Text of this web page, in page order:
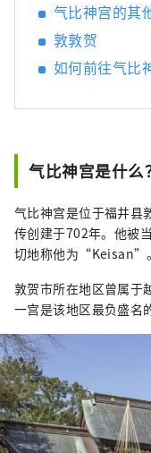
气比神宫的其
敦敦贺
如何前往气比
气比神宫是什么
气比神宫是位于福井县
传创建于702年。他被
切地称他为“Keisan”。
敦贺市所在地区曾属于
一宫是该地区最负盛名